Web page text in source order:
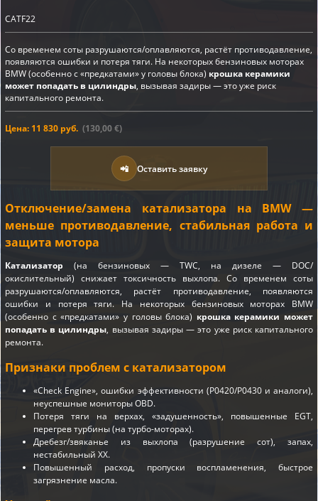
CATF22
Со временем соты разрушаются/оплавляются, растёт противодавление,
появляются ошибки и потеря тяги. На некоторых бензиновых моторах
BMW (особенно с «предкатами» у головы блока) крошка керамики
может попадать в цилиндры, вызывая задиры — это уже риск
капитального ремонта.
Цена: 11 830 руб. (130,00 €)
📲 Оставить заявку
Отключение/замена катализатора на BMW —
меньше противодавление, стабильная работа и
защита мотора
Катализатор (на бензиновых — TWC, на дизеле — DOC/
окислительный) снижает токсичность выхлопа. Со временем соты
разрушаются/оплавляются, растёт противодавление, появляются
ошибки и потеря тяги. На некоторых бензиновых моторах BMW
(особенно с «предкатами» у головы блока) крошка керамики может
попадать в цилиндры, вызывая задиры — это уже риск капитального
ремонта.
Признаки проблем с катализатором
«Check Engine», ошибки эффективности (P0420/P0430 и аналоги),
неуспешные мониторы OBD.
Потеря тяги на верхах, «задушенность», повышенные EGT,
перегрев турбины (на турбо-моторах).
Дребезг/звяканье из выхлопа (разрушение сот), запах,
нестабильный ХХ.
Повышенный расход, пропуски воспламенения, быстрое
загрязнение масла.